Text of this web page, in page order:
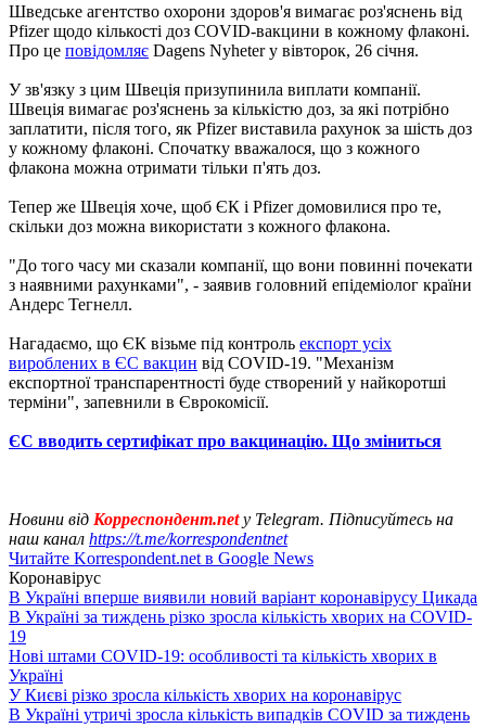
Шведське агентство охорони здоров'я вимагає роз'яснень від
Pfizer щодо кількості доз COVID-вакцини в кожному флаконі.
Про це повідомляє Dagens Nyheter у вівторок, 26 січня.
У зв'язку з цим Швеція призупинила виплати компанії.
Швеція вимагає роз'яснень за кількістю доз, за ​​які потрібно
заплатити, після того, як Pfizer виставила рахунок за шість доз
у кожному флаконі. Спочатку вважалося, що з кожного
флакона можна отримати тільки п'ять доз.
Тепер же Швеція хоче, щоб ЄК і Pfizer домовилися про те,
скільки доз можна використати з кожного флакона.
"До того часу ми сказали компанії, що вони повинні почекати
з наявними рахунками", - заявив головний епідеміолог країни
Андерс Тегнелл.
Нагадаємо, що ЄК візьме під контроль експорт усіх
вироблених в ЄС вакцин від COVID-19. "Механізм
експортної транспарентності буде створений у найкоротші
терміни", запевнили в Єврокомісії.
ЄС вводить сертифікат про вакцинацію. Що зміниться
Новини від Корреспондент.netу Telegram. Підписуйтесь на
наш канал https://t.me/korrespondentnet
Читайте Korrespondent.net в Google News
Коронавірус
В Україні вперше виявили новий варіант коронавірусу Цикада
В Україні за тиждень різко зросла кількість хворих на COVID-
19
Нові штами COVID-19: особливості та кількість хворих в
Україні
У Києві різко зросла кількість хворих на коронавірус
В Україні утричі зросла кількість випадків COVID за тиждень